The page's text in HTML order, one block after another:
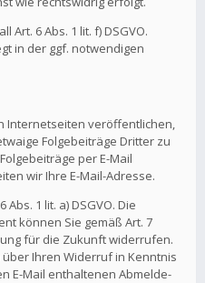
Art. 6 Abs. 1 lit. f) DSGVO.
in der ggf. notwendigen
Internetseiten veröffentlichen,
Folgebeiträge Dritter zu
per E-Mail
wir Ihre E-Mail-Adresse.
1 lit. a) DSGVO. Die
können Sie gemäß Art. 7
für die Zukunft widerrufen.
Ihren Widerruf in Kenntnis
E-Mail enthaltenen Abmelde-